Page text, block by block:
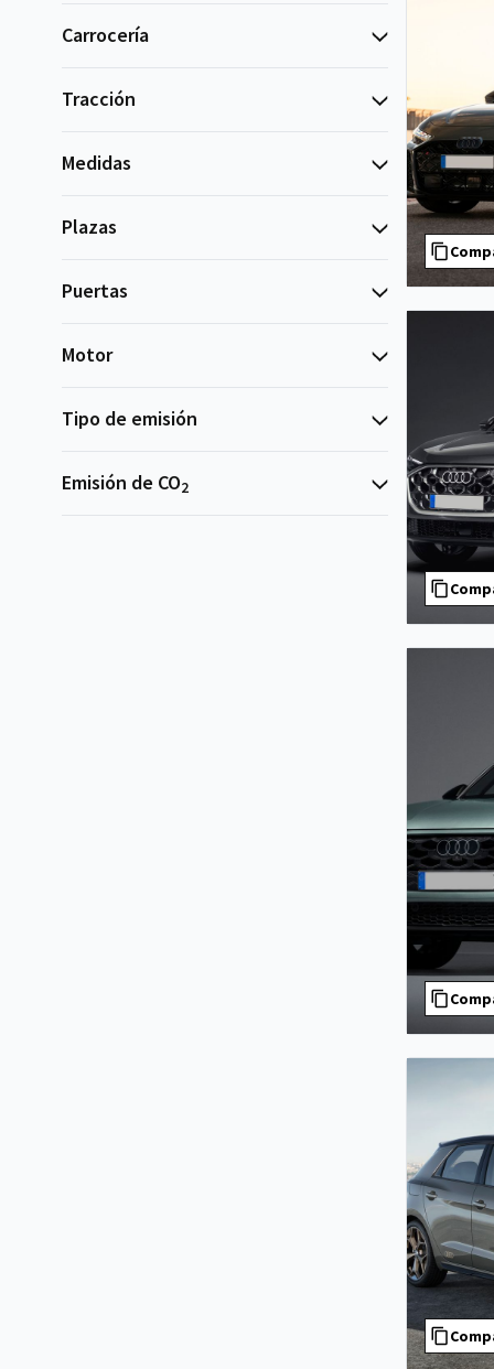
Carrocería
Tracción
Medidas
Plazas
Puertas
Motor
Tipo de emisión
Emisión de CO2